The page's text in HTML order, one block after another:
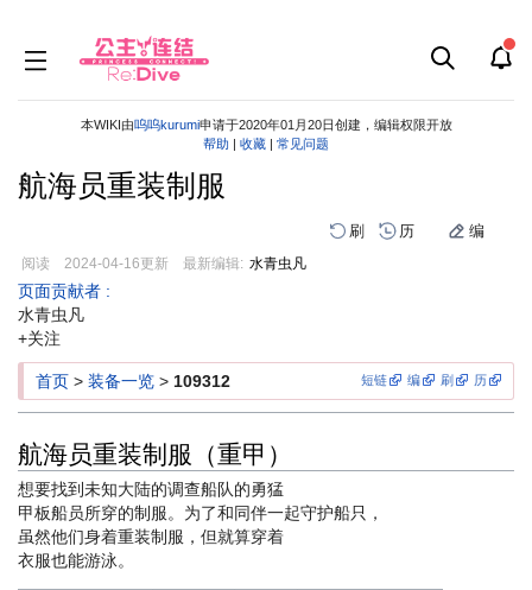
本WIKI由呜呜kurumi申请于2020年01月20日创建，编辑权限开放
帮助 | 收藏 | 常见问题
航海员重装制服
刷 历 编
阅读 2024-04-16更新 最新编辑: 水青虫凡
跳
到
导
航
跳
到
搜
索
页面贡献者 :
水青虫凡
+关注
短链 编 刷 历
首页 > 装备一览 > 109312
航海员重装制服（重甲）
想要找到未知大陆的调查船队的勇猛
甲板船员所穿的制服。为了和同伴一起守护船只，
虽然他们身着重装制服，但就算穿着
衣服也能游泳。